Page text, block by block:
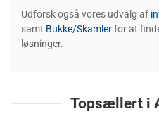
Udforsk også vores udvalg af
samt Bukke/Skamlerfor at
løsninger.
Topsællert i